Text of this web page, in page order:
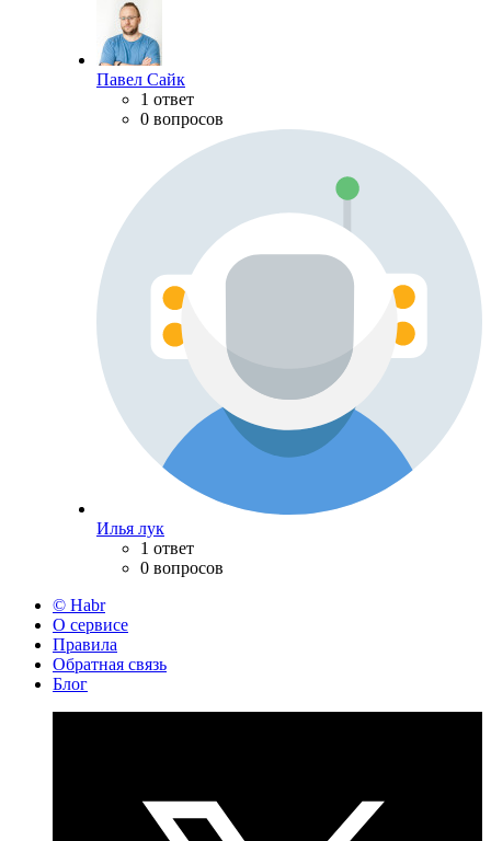
Павел Сайк
1 ответ
0 вопросов
Илья лук
1 ответ
0 вопросов
© Habr
О сервисе
Правила
Обратная связь
Блог